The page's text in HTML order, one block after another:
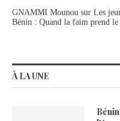
GNAMMI Mounou sur Les
Bénin : Quand la faim prend le
À LA UNE